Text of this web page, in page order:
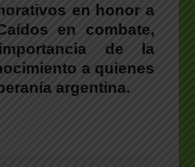
en honor a
en combate,
de la
a quienes
argentina.